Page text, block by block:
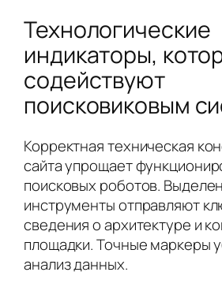
Технологические
индикаторы,
содействуют
поисковиковым
Корректная техническая
сайта упрощает
поисковых роботов.
инструменты отправляют
сведения о архитектуре и
площадки. Точные маркеры
анализ данных.